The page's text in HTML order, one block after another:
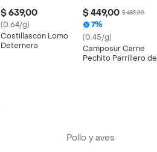
$ 639,00
(0.64/g)
Costillascon Lomo
Deternera
$ 449,00 $ 485,00
7%
(0.45/g)
Camposur Carne
Pechito Parrillero de
Pollo y aves